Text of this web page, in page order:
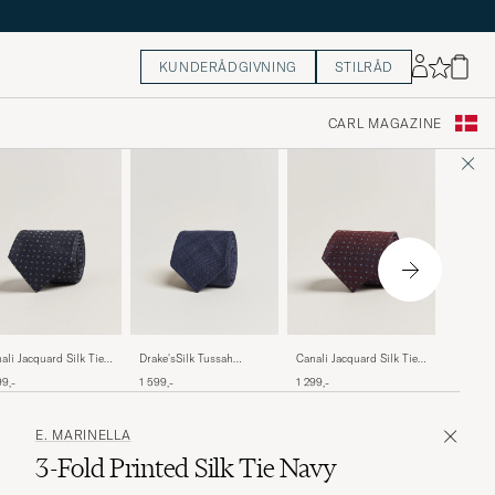
KUNDERÅDGIVNING STILRÅD
CARL MAGAZINE
Jacquard Silk Tie
Drake'sSilk Tussah
1 599,-
Canali Jacquard Silk Tie
1 299,-
Silk Tie
E. MARINELLA
3-Fold Printed Silk Tie Navy